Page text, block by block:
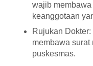
wajib
keanggotaan
Rujukan
membawa surat
puskesmas.